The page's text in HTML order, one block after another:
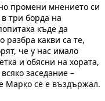
промени мнението си
три борда на
къде да
разбра какви са те,
че у нас имало
и обясни на хората,
заседание –
Марко се е въздържал.